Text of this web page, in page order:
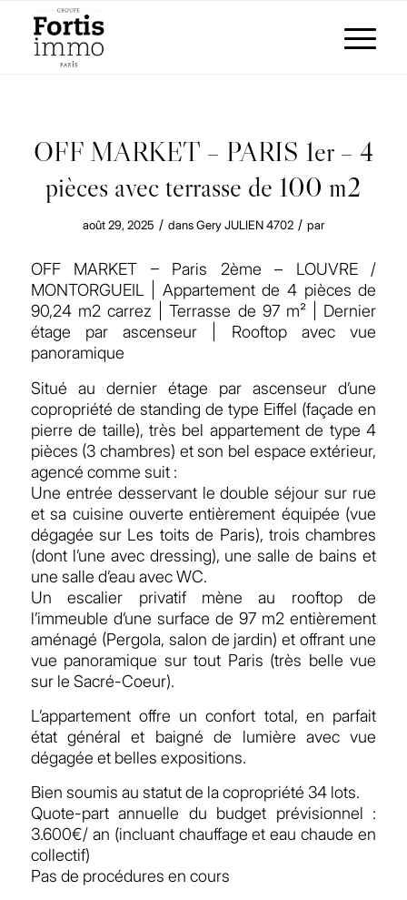
OFF MARKET – PARIS 1er – 4
pièces avec terrasse de 100 m2
août 29, 2025 / dansGery JULIEN4702 / par
OFF MARKET – Paris 2ème – LOUVRE /
MONTORGUEIL | Appartement de 4 pièces de
90,24 m2 carrez | Terrasse de 97 m² | Dernier
étage par ascenseur | Rooftop avec vue
panoramique
Situé au dernier étage par ascenseur d’une
copropriété de standing de type Eiffel (façade en
pierre de taille), très bel appartement de type 4
pièces (3 chambres) et son bel espace extérieur,
agencé comme suit :
Une entrée desservant le double séjour sur rue
et sa cuisine ouverte entièrement équipée (vue
dégagée sur Les toits de Paris), trois chambres
(dont l’une avec dressing), une salle de bains et
une salle d’eau avec WC.
Un escalier privatif mène au rooftop de
l’immeuble d’une surface de 97 m2 entièrement
aménagé (Pergola, salon de jardin) et offrant une
vue panoramique sur tout Paris (très belle vue
sur le Sacré-Coeur).
L’appartement offre un confort total, en parfait
état général et baigné de lumière avec vue
dégagée et belles expositions.
Bien soumis au statut de la copropriété 34 lots.
Quote-part annuelle du budget prévisionnel :
3.600€/ an (incluant chauffage et eau chaude en
collectif)
Pas de procédures en cours